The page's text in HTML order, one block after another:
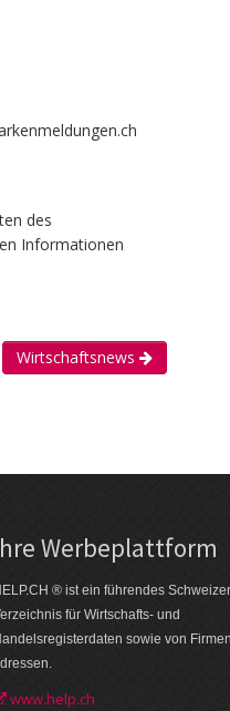
des
Informationen
Wirtschaftsnews
Werbe­plattform
® ist ein führendes Schweizer
für Wirtschafts- und
sowie von
www.help.ch